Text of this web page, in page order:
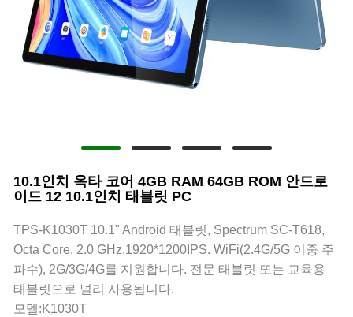
10.1인치 옥타 코어 4GB RAM 64GB ROM 안드로
이드 12 10.1인치 태블릿 PC
TPS-K1030T 10.1" Android 태블릿, Spectrum SC-T618,
Octa Core, 2.0 GHz.1920*1200IPS. WiFi(2.4G/5G 이중 주
파수), 2G/3G/4G를 지원합니다. 전문 태블릿 또는 교육용
태블릿으로 널리 사용됩니다.
모델:K1030T